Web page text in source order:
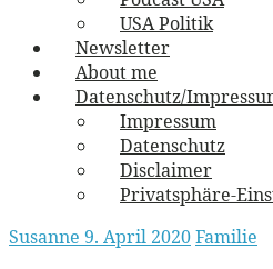
USA Politik
Newsletter
About me
Datenschutz/
Impressum
Datenschutz
Disclaimer
Privatsphäre-
Susanne 9. April 2020Familie